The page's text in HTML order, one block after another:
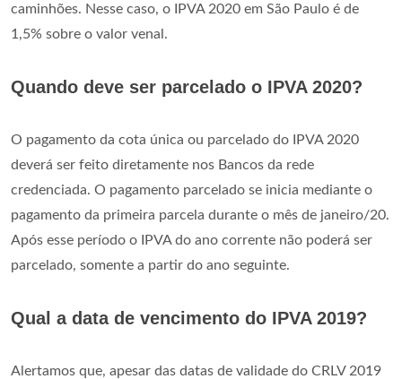
caminhões. Nesse caso, o IPVA 2020 em São Paulo é de
1,5% sobre o valor venal.
Quando deve ser parcelado o IPVA 2020?
O pagamento da cota única ou parcelado do IPVA 2020
deverá ser feito diretamente nos Bancos da rede
credenciada. O pagamento parcelado se inicia mediante o
pagamento da primeira parcela durante o mês de janeiro/20.
Após esse período o IPVA do ano corrente não poderá ser
parcelado, somente a partir do ano seguinte.
Qual a data de vencimento do IPVA 2019?
Alertamos que, apesar das datas de validade do CRLV 2019